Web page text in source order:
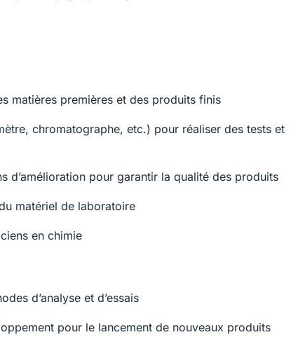
matières premières et des produits finis
chromatographe, etc.) pour réaliser des tests et
d’amélioration pour garantir la qualité des produits
matériel de laboratoire
en chimie
d’analyse et d’essais
pour le lancement de nouveaux produits